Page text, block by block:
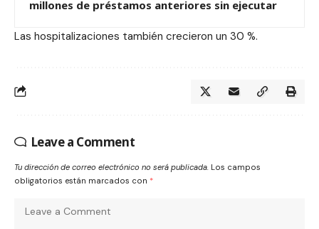
millones de préstamos anteriores sin ejecutar
Las hospitalizaciones también crecieron un 30 %.
Leave a Comment
Tu dirección de correo electrónico no será publicada. Los campos
obligatorios están marcados con *